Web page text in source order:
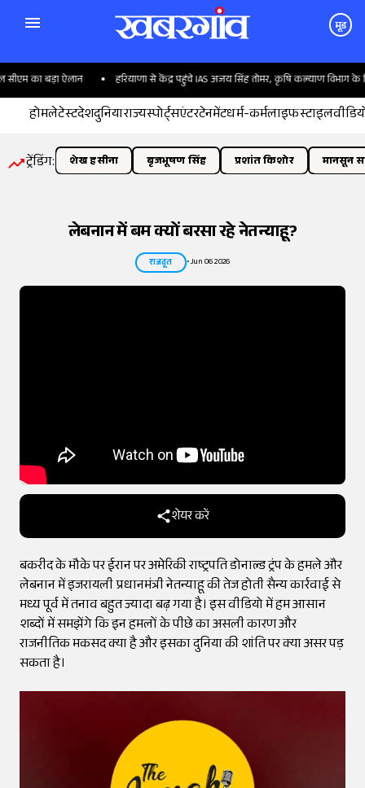
मूड
बड़ा ऐलान हरियाणा से केंद्र पहुंचे IAS अजय सिंह तोमर, कृषि कल्याण विभाग के निदेशक
होमलेटेस्टदेशदुनियाराज्यस्पोर्ट्सएंटरटेनमेंटधर्म-कर्मलाइफस्टाइल
ट्रेंडिंग: शेख हसीना बृजभूषण सिंह प्रशांत किशोर मानसून
लेबनान में बम क्यों बरसा रहे नेतन्याहू?
राजदूत •Jun 06 2026
शेयर करें
बकरीद के मौके पर ईरान पर अमेरिकी राष्ट्रपति डोनाल्ड ट्रंप के हमले और
लेबनान में इजरायली प्रधानमंत्री नेतन्याहू की तेज होती सैन्य कार्रवाई से
मध्य पूर्व में तनाव बहुत ज्यादा बढ़ गया है। इस वीडियो में हम आसान
शब्दों में समझेंगे कि इन हमलों के पीछे का असली कारण और
राजनीतिक मकसद क्या है और इसका दुनिया की शांति पर क्या असर पड़
सकता है।